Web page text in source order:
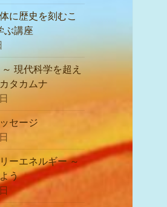
に歴史を刻むこ
ぶ講座
現代科学を超え
タカムナ
セージ
ーエネルギー ～
う